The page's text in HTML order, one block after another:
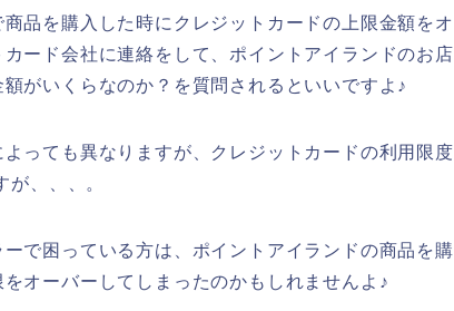
品を購入した時にクレジットカードの上限金額をオ
ード会社に連絡をして、ポイントアイランドのお店
がいくらなのか？を質問されるといいですよ♪
っても異なりますが、クレジットカードの利用限度
、、、。
で困っている方は、ポイントアイランドの商品を購
オーバーしてしまったのかもしれませんよ♪